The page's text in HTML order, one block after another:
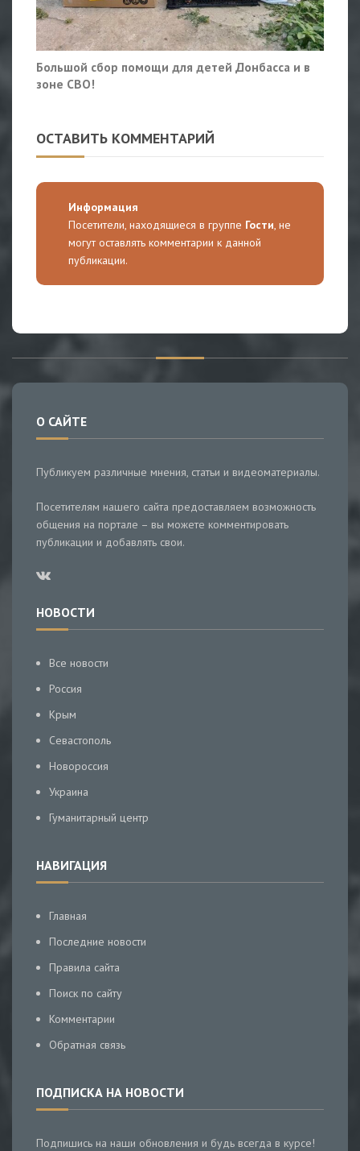
Большой сбор помощи для детей Донбасса и в
зоне СВО!
ОСТАВИТЬ КОММЕНТАРИЙ
Информация
Посетители, находящиеся в группе Гости, не
могут оставлять комментарии к данной
публикации.
О САЙТЕ
Публикуем различные мнения, статьи и видеоматериалы.
Посетителям нашего сайта предоставляем возможность
общения на портале – вы можете комментировать
публикации и добавлять свои.
НОВОСТИ
Все новости
Россия
Крым
Севастополь
Новороссия
Украина
Гуманитарный центр
НАВИГАЦИЯ
Главная
Последние новости
Правила сайта
Поиск по сайту
Комментарии
Обратная связь
ПОДПИСКА НА НОВОСТИ
Подпишись на наши обновления и будь всегда в курсе!